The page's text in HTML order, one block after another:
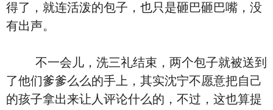
得了，就连活泼的包子，也只是砸巴砸巴嘴，没
有出声。
不一会儿，洗三礼结束，两个包子就被送到
了他们爹爹么么的手上，其实沈宁不愿意把自己
的孩子拿出来让人评论什么的，不过，这也算提